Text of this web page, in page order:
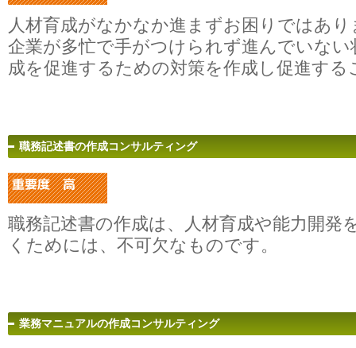
人材育成がなかなか進まずお困りではあ
企業が多忙で手がつけられず進んでいない
成を促進するための対策を作成し促進する
職務記述書の作成コンサルティング
職務記述書の作成は、人材育成や能力開発
くためには、不可欠なものです。
業務マニュアルの作成コンサルティング